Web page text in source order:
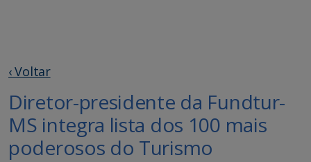
‹ Voltar
Diretor-presidente da Fundtur-
MS integra lista dos 100 mais
poderosos do Turismo